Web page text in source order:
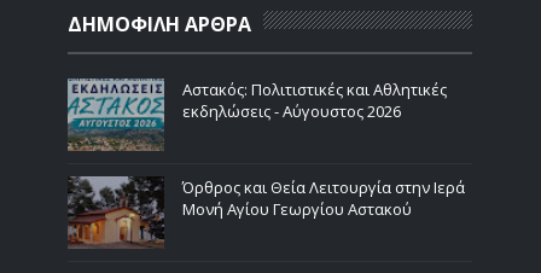
ΔΗΜΟΦΙΛΗ ΑΡΘΡΑ
Αστακός: Πολιτιστικές και Αθλητικές
εκδηλώσεις - Αύγουστος 2026
Όρθρος και Θεία Λειτουργία στην Ιερά
Μονή Αγίου Γεωργίου Αστακού